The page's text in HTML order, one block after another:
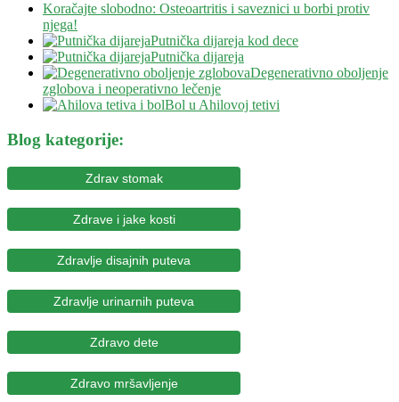
Koračajte slobodno: Osteoartritis i saveznici u borbi protiv
njega!
Putnička dijareja kod dece
Putnička dijareja
Degenerativno oboljenje
zglobova i neoperativno lečenje
Bol u Ahilovoj tetivi
Blog kategorije:
Zdrav stomak
Zdrave i jake kosti
Zdravlje disajnih puteva
Zdravlje urinarnih puteva
Zdravo dete
Zdravo mršavljenje